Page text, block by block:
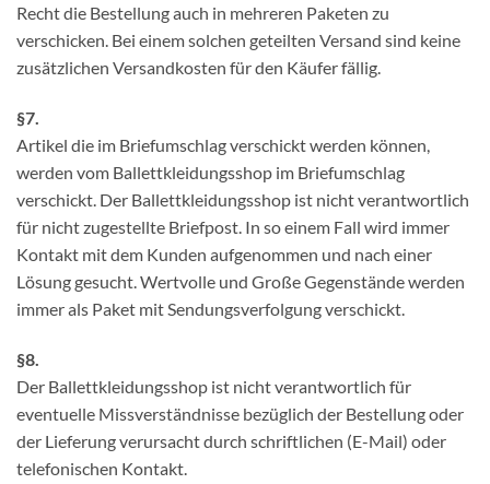
Recht die Bestellung auch in mehreren Paketen zu
verschicken. Bei einem solchen geteilten Versand sind keine
zusätzlichen Versandkosten für den Käufer fällig.
§7.
Artikel die im Briefumschlag verschickt werden können,
werden vom Ballettkleidungsshop im Briefumschlag
verschickt. Der Ballettkleidungsshop ist nicht verantwortlich
für nicht zugestellte Briefpost. In so einem Fall wird immer
Kontakt mit dem Kunden aufgenommen und nach einer
Lösung gesucht. Wertvolle und Große Gegenstände werden
immer als Paket mit Sendungsverfolgung verschickt.
§8.
Der Ballettkleidungsshop ist nicht verantwortlich für
eventuelle Missverständnisse bezüglich der Bestellung oder
der Lieferung verursacht durch schriftlichen (E-Mail) oder
telefonischen Kontakt.